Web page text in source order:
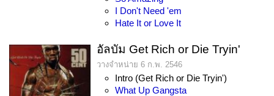
I Don't Need 'em
Hate It or Love It
อัลบัม Get Rich or Die Tryin'
วางจำหน่าย 6 ก.พ. 2546
Intro (Get Rich or Die Tryin')
What Up Gangsta